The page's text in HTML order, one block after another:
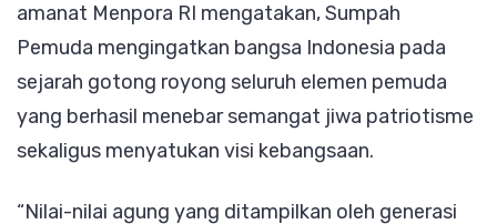
amanat Menpora RI mengatakan, Sumpah
Pemuda mengingatkan bangsa Indonesia pada
sejarah gotong royong seluruh elemen pemuda
yang berhasil menebar semangat jiwa patriotisme
sekaligus menyatukan visi kebangsaan.
“Nilai-nilai agung yang ditampilkan oleh generasi